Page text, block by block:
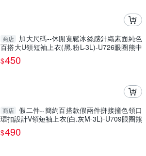
商店
加大尺碼--休閒寬鬆冰絲感針織素面純色
百搭大U領短袖上衣(黑.粉L-3L)-U726眼圈熊中
大尺碼
$450
商店 假二件--簡約百搭款假兩件拼接撞色領口
環扣設計V領短袖上衣(白.灰M-3L)-U709眼圈熊
中大尺碼
$490